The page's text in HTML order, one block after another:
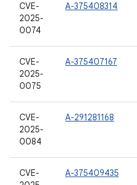
CVE-
2025-
0074
A-375408314
CVE-
2025-
0075
A-375407167
CVE-
2025-
0084
A-291281168
CVE-
A-375409435